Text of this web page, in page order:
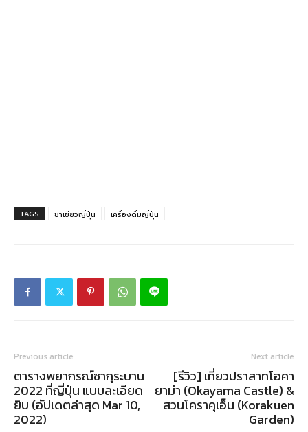
TAGS ชาเขียวญี่ปุ่น เครื่องดื่มญี่ปุ่น
Previous article
ตารางพยากรณ์ซากุระบาน
2022 ที่ญี่ปุ่น แบบละเอียด
ยิบ (อัปเดตล่าสุด Mar 10,
2022)
Next article
[รีวิว] เที่ยวปราสาทโอคา
ยาม่า (Okayama Castle) &
สวนโคราคุเอ็น (Korakuen
Garden)